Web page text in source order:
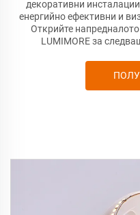
декоративни
енергийно ефективни и
Открийте
LUMIMORE за